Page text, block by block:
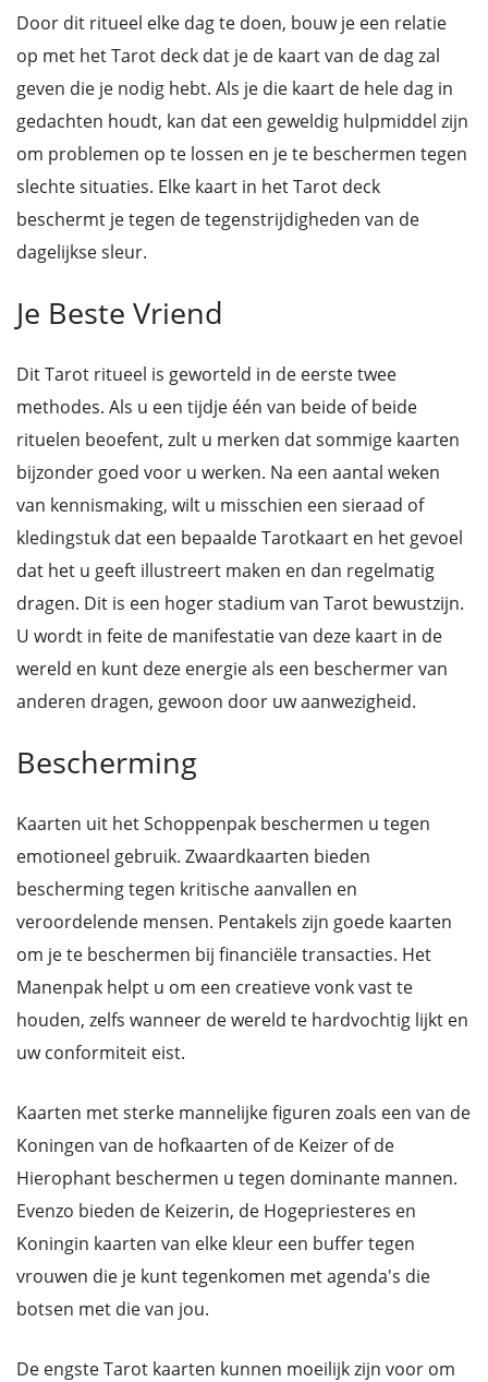
Door dit ritueel elke dag te doen, bouw je een relatie
op met het Tarot deck dat je de kaart van de dag zal
geven die je nodig hebt. Als je die kaart de hele dag in
gedachten houdt, kan dat een geweldig hulpmiddel zijn
om problemen op te lossen en je te beschermen tegen
slechte situaties. Elke kaart in het Tarot deck
beschermt je tegen de tegenstrijdigheden van de
dagelijkse sleur.
Je Beste Vriend
Dit Tarot ritueel is geworteld in de eerste twee
methodes. Als u een tijdje één van beide of beide
rituelen beoefent, zult u merken dat sommige kaarten
bijzonder goed voor u werken. Na een aantal weken
van kennismaking, wilt u misschien een sieraad of
kledingstuk dat een bepaalde Tarotkaart en het gevoel
dat het u geeft illustreert maken en dan regelmatig
dragen. Dit is een hoger stadium van Tarot bewustzijn.
U wordt in feite de manifestatie van deze kaart in de
wereld en kunt deze energie als een beschermer van
anderen dragen, gewoon door uw aanwezigheid.
Bescherming
Kaarten uit het Schoppenpak beschermen u tegen
emotioneel gebruik. Zwaardkaarten bieden
bescherming tegen kritische aanvallen en
veroordelende mensen. Pentakels zijn goede kaarten
om je te beschermen bij financiële transacties. Het
Manenpak helpt u om een creatieve vonk vast te
houden, zelfs wanneer de wereld te hardvochtig lijkt en
uw conformiteit eist.
Kaarten met sterke mannelijke figuren zoals een van de
Koningen van de hofkaarten of de Keizer of de
Hierophant beschermen u tegen dominante mannen.
Evenzo bieden de Keizerin, de Hogepriesteres en
Koningin kaarten van elke kleur een buffer tegen
vrouwen die je kunt tegenkomen met agenda's die
botsen met die van jou.
De engste Tarot kaarten kunnen moeilijk zijn voor om